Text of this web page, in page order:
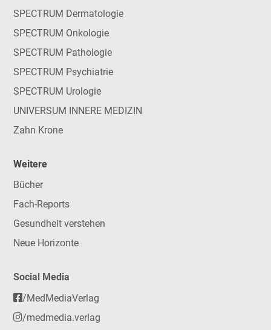
SPECTRUM Dermatologie
SPECTRUM Onkologie
SPECTRUM Pathologie
SPECTRUM Psychiatrie
SPECTRUM Urologie
UNIVERSUM INNERE MEDIZIN
Zahn Krone
Weitere
Bücher
Fach-Reports
Gesundheit verstehen
Neue Horizonte
Social Media
/MedMediaVerlag
/medmedia.verlag